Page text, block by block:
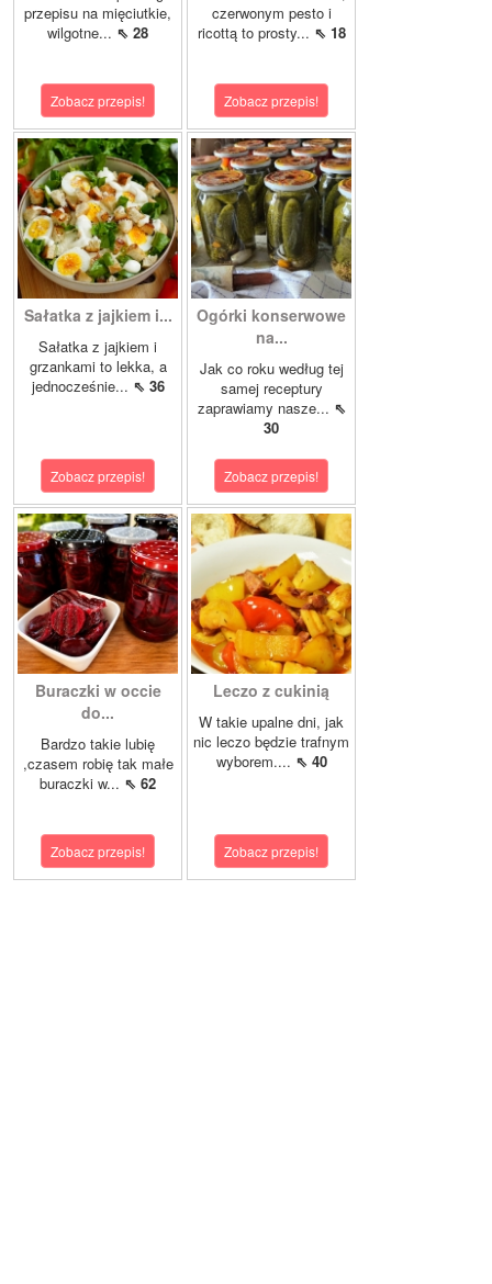
przepisu na mięciutkie,
wilgotne... ⇖ 28
Zobacz przepis!
czerwonym pesto i
ricottą to prosty... ⇖ 18
Zobacz przepis!
Sałatka z jajkiem i...
Sałatka z jajkiem i
grzankami to lekka, a
jednocześnie... ⇖ 36
Zobacz przepis!
Ogórki konserwowe
na...
Jak co roku według tej
samej receptury
zaprawiamy nasze... ⇖
30
Zobacz przepis!
Buraczki w occie
do...
Bardzo takie lubię
,czasem robię tak małe
buraczki w... ⇖ 62
Zobacz przepis!
Leczo z cukinią
W takie upalne dni, jak
nic leczo będzie trafnym
wyborem.... ⇖ 40
Zobacz przepis!